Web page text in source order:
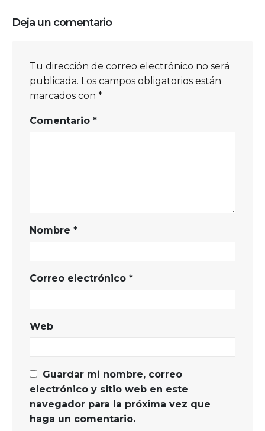
Deja un comentario
Tu dirección de correo electrónico no será
publicada. Los campos obligatorios están
marcados con *
Comentario *
Nombre *
Correo electrónico *
Web
Guardar mi nombre, correo
electrónico y sitio web en este
navegador para la próxima vez que
haga un comentario.